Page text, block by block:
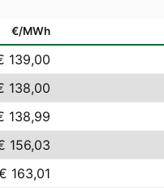
€/MWh
139,00
138,00
138,99
156,03
163,01